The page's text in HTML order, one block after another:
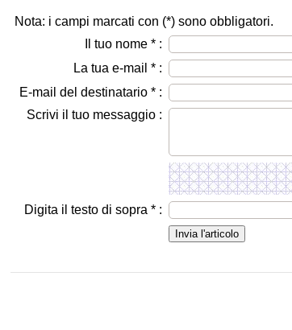
Nota: i campi marcati con (*) sono obbligatori.
Il tuo nome * :
La tua e-mail * :
E-mail del destinatario * :
Scrivi il tuo messaggio :
Digita il testo di sopra * :